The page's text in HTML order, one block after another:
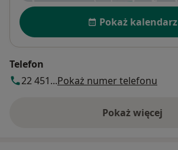
Dostępność
Pokaż kalendarz
Telefon
22 451...Pokaż numer telefonu
Pokaż więcej
o adresie